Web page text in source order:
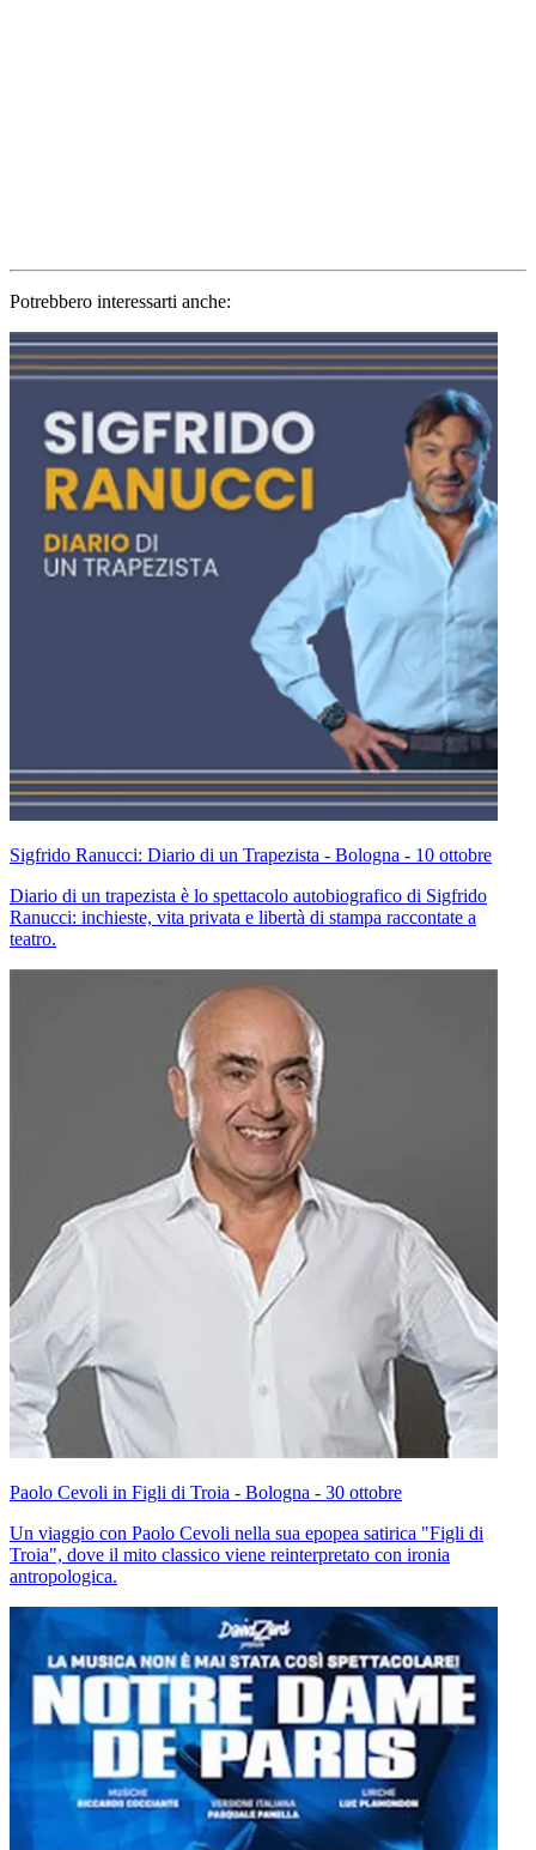
Potrebbero interessarti anche:
Sigfrido Ranucci: Diario di un Trapezista - Bologna - 10 ottobre
Diario di un trapezista è lo spettacolo autobiografico di Sigfrido
Ranucci: inchieste, vita privata e libertà di stampa raccontate a
teatro.
Paolo Cevoli in Figli di Troia - Bologna - 30 ottobre
Un viaggio con Paolo Cevoli nella sua epopea satirica "Figli di
Troia", dove il mito classico viene reinterpretato con ironia
antropologica.